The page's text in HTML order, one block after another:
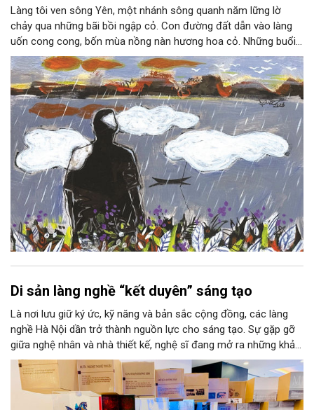
Làng tôi ven sông Yên, một nhánh sông quanh năm lững lờ
chảy qua những bãi bồi ngập cỏ. Con đường đất dẫn vào làng
uốn cong cong, bốn mùa nồng nàn hương hoa cỏ. Những buổi
hoàng hôn, khi nắng đã dịu xuống phía cuối sông, đám hoa tím
lại thẫm màu như có ai vừa rắc lên một lớp khói.
Di sản làng nghề “kết duyên” sáng tạo
Là nơi lưu giữ ký ức, kỹ năng và bản sắc cộng đồng, các làng
nghề Hà Nội dần trở thành nguồn lực cho sáng tạo. Sự gặp gỡ
giữa nghệ nhân và nhà thiết kế, nghệ sĩ đang mở ra những khả
năng phát triển mới cho thủ công đương đại trên nền tảng di
sản. Từ những cuộc “kết duyên” đầy cảm hứng ấy, Hà Nội đang
khơi thông mạch ngầm của hệ sinh thái thủ công, biến vốn cổ
thành động lực bền vững cho tương lai.